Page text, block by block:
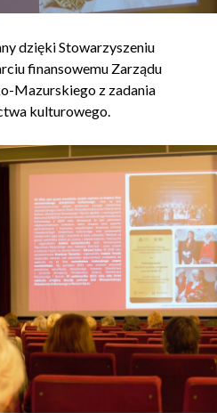
dzięki Stowarzyszeniu
finansowemu Zarządu
Mazurskiego z zadania
kulturowego.